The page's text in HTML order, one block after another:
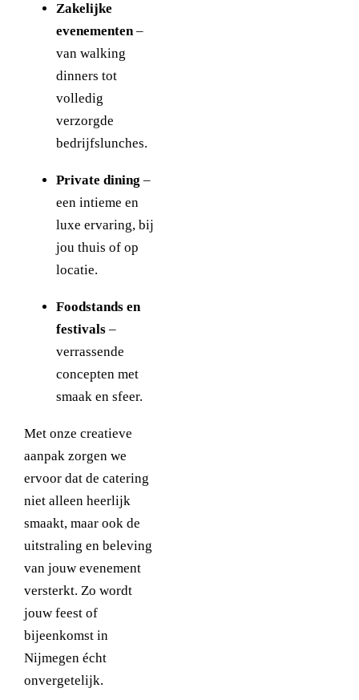
Zakelijke
evenementen–
van walking
dinners tot
volledig
verzorgde
bedrijfslunches.
Private dining –
een intieme en
luxe ervaring, bij
jou thuis of op
locatie.
Foodstands en
festivals –
verrassende
concepten met
smaak en sfeer.
Met onze creatieve
aanpak zorgen we
ervoor dat de catering
niet alleen heerlijk
smaakt, maar ook de
uitstraling en beleving
van jouw evenement
versterkt. Zo wordt
jouw feest of
bijeenkomst in
Nijmegen écht
onvergetelijk.